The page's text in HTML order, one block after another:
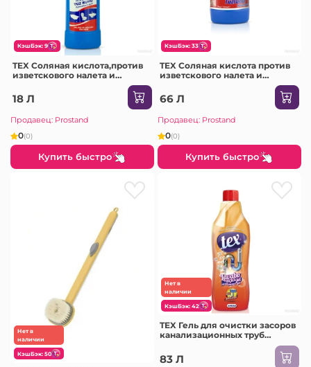
КэшБэк: 9
TEX Соляная кислота,против
изветскового налета и
ржавчины 550мл Tuz Ruhu /20
18 Л
Продавец: Prostand
0(0)
Купить быстро
КэшБэк: 33
TEX Соляная кислота против
изветскового налета и
ржавчины 2380мл Tuz Ruhu /6
66 Л
Продавец: Prostand
0(0)
Купить быстро
Нет в
наличии
КэшБэк: 50
Нет в
наличии
КэшБэк: 42
TEX Гель для очистки засоров
канализационных труб
83 Л